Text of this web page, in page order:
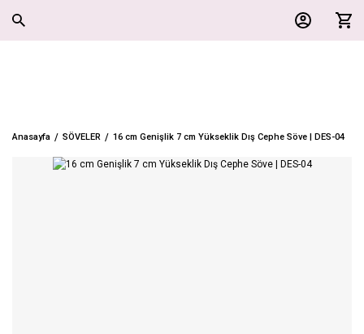
Anasayfa SÖVELER 16 cm Genişlik 7 cm Yükseklik Dış Cephe Söve | DES-04